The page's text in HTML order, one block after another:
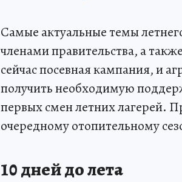
Самые актуальные темы
членами правительства, а
сейчас посевная кампания, и
получить необходимую
первых смен летних лагерей.
очередному отопительному
10 дней до лета